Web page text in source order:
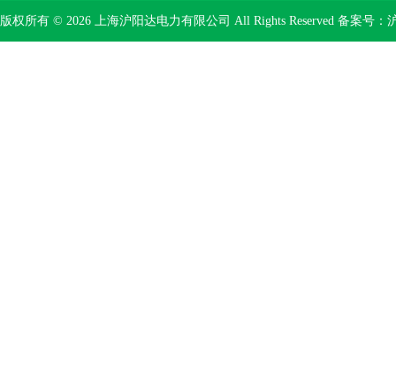
版权所有 © 2026 上海沪阳达电力有限公司 All Rights Reserved 备案号：